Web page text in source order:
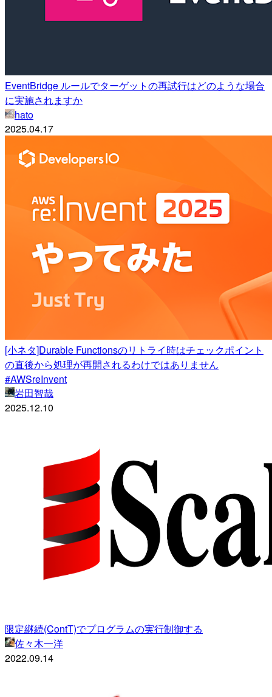
EventBridge ルールでターゲットの再試行はどのような場合
に実施されますか
hato
2025.04.17
[小ネタ]Durable Functionsのリトライ時はチェックポイント
の直後から処理が再開されるわけではありません
#AWSreInvent
岩田智哉
2025.12.10
限定継続(ContT)でプログラムの実行制御する
佐々木一洋
2022.09.14